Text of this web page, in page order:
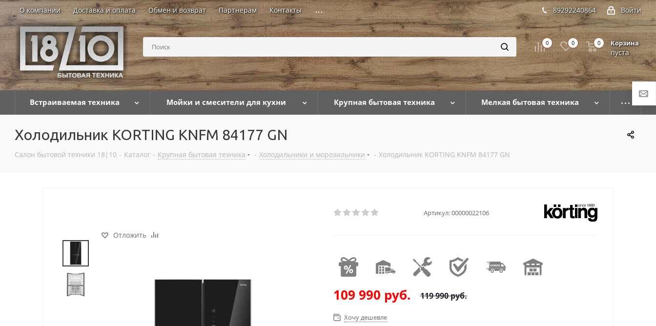
О компании Доставка и оплата Обмен и возврат Партнерам Контакты ... Войти
89292240864
0 0 Корзина
пуста
0
Встраиваемая техника Мойки и смесители для кухни Крупная бытовая техника Мелкая бытовая техника
Холодильник KORTING KNFM 84177 GN
Салон бытовой техники 18|10 - Каталог - Крупная бытовая техника - Холодильники и морозильники - Холодильник KORTING KNFM 84177 GN
Отложить
Артикул:00000022106
109 990 руб. 119 990руб.
Хочу дешевле